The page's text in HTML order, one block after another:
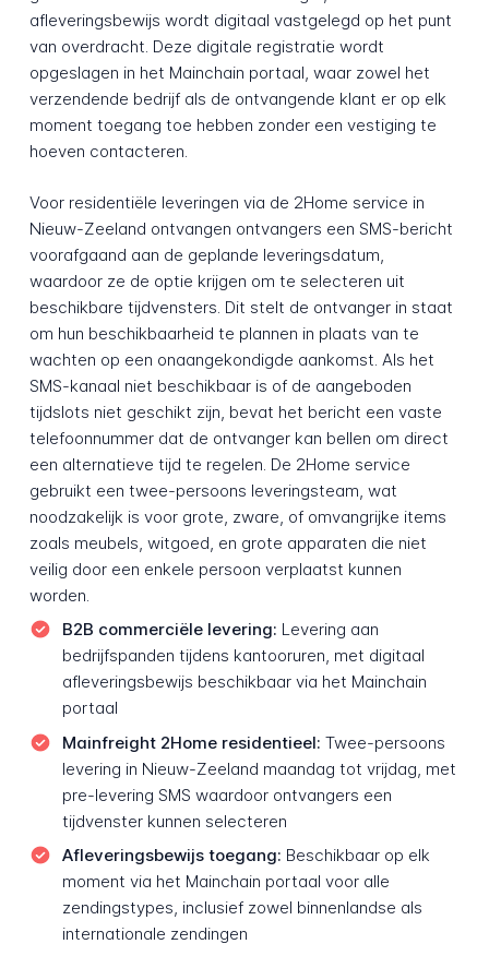
afleveringsbewijs wordt digitaal vastgelegd op het punt
van overdracht. Deze digitale registratie wordt
opgeslagen in het Mainchain portaal, waar zowel het
verzendende bedrijf als de ontvangende klant er op elk
moment toegang toe hebben zonder een vestiging te
hoeven contacteren.
Voor residentiële leveringen via de 2Home service in
Nieuw-Zeeland ontvangen ontvangers een SMS-bericht
voorafgaand aan de geplande leveringsdatum,
waardoor ze de optie krijgen om te selecteren uit
beschikbare tijdvensters. Dit stelt de ontvanger in staat
om hun beschikbaarheid te plannen in plaats van te
wachten op een onaangekondigde aankomst. Als het
SMS-kanaal niet beschikbaar is of de aangeboden
tijdslots niet geschikt zijn, bevat het bericht een vaste
telefoonnummer dat de ontvanger kan bellen om direct
een alternatieve tijd te regelen. De 2Home service
gebruikt een twee-persoons leveringsteam, wat
noodzakelijk is voor grote, zware, of omvangrijke items
zoals meubels, witgoed, en grote apparaten die niet
veilig door een enkele persoon verplaatst kunnen
worden.
B2B commerciële levering: Levering aan
bedrijfspanden tijdens kantooruren, met digitaal
afleveringsbewijs beschikbaar via het Mainchain
portaal
Mainfreight 2Home residentieel: Twee-persoons
levering in Nieuw-Zeeland maandag tot vrijdag, met
pre-levering SMS waardoor ontvangers een
tijdvenster kunnen selecteren
Afleveringsbewijs toegang: Beschikbaar op elk
moment via het Mainchain portaal voor alle
zendingstypes, inclusief zowel binnenlandse als
internationale zendingen